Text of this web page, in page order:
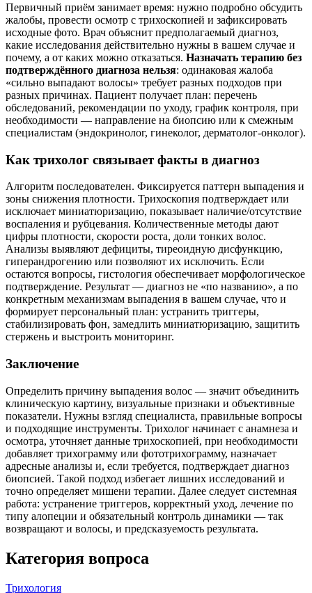
Первичный приём занимает время: нужно подробно обсудить
жалобы, провести осмотр с трихоскопией и зафиксировать
исходные фото. Врач объяснит предполагаемый диагноз,
какие исследования действительно нужны в вашем случае и
почему, а от каких можно отказаться. Назначать терапию без
подтверждённого диагноза нельзя: одинаковая жалоба
«сильно выпадают волосы» требует разных подходов при
разных причинах. Пациент получает план: перечень
обследований, рекомендации по уходу, график контроля, при
необходимости — направление на биопсию или к смежным
специалистам (эндокринолог, гинеколог, дерматолог-онколог).
Как трихолог связывает факты в диагноз
Алгоритм последователен. Фиксируется паттерн выпадения и
зоны снижения плотности. Трихоскопия подтверждает или
исключает миниатюризацию, показывает наличие/отсутствие
воспаления и рубцевания. Количественные методы дают
цифры плотности, скорости роста, доли тонких волос.
Анализы выявляют дефициты, тиреоидную дисфункцию,
гиперандрогению или позволяют их исключить. Если
остаются вопросы, гистология обеспечивает морфологическое
подтверждение. Результат — диагноз не «по названию», а по
конкретным механизмам выпадения в вашем случае, что и
формирует персональный план: устранить триггеры,
стабилизировать фон, замедлить миниатюризацию, защитить
стержень и выстроить мониторинг.
Заключение
Определить причину выпадения волос — значит объединить
клиническую картину, визуальные признаки и объективные
показатели. Нужны взгляд специалиста, правильные вопросы
и подходящие инструменты. Трихолог начинает с анамнеза и
осмотра, уточняет данные трихоскопией, при необходимости
добавляет трихограмму или фототрихограмму, назначает
адресные анализы и, если требуется, подтверждает диагноз
биопсией. Такой подход избегает лишних исследований и
точно определяет мишени терапии. Далее следует системная
работа: устранение триггеров, корректный уход, лечение по
типу алопеции и обязательный контроль динамики — так
возвращают и волосы, и предсказуемость результата.
Категория вопроса
Трихология